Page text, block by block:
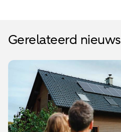
Gerelateerd nieuws